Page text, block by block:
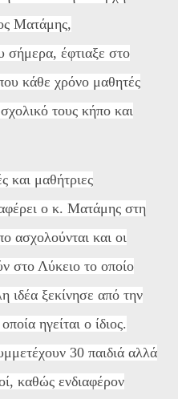
Ματάμης,
σήμερα, έφτιαξε στο
κάθε χρόνο μαθητές
τους κήπο και
και μαθήτριες
ο κ. Ματάμης στη
ασχολούνται και οι
στο Λύκειο το οποίο
ιδέα ξεκίνησε από την
ηγείται ο ίδιος.
30 παιδιά αλλά
καθώς ενδιαφέρον